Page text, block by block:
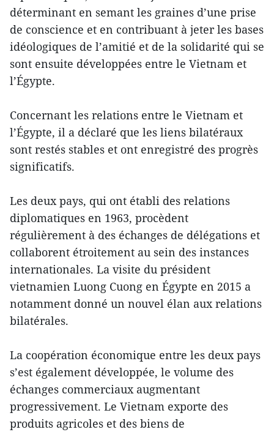
déterminant en semant les graines d’une prise
de conscience et en contribuant à jeter les bases
idéologiques de l’amitié et de la solidarité qui se
sont ensuite développées entre le Vietnam et
l’Égypte.
Concernant les relations entre le Vietnam et
l’Égypte, il a déclaré que les liens bilatéraux
sont restés stables et ont enregistré des progrès
significatifs.
Les deux pays, qui ont établi des relations
diplomatiques en 1963, procèdent
régulièrement à des échanges de délégations et
collaborent étroitement au sein des instances
internationales. La visite du président
vietnamien Luong Cuong en Égypte en 2015 a
notamment donné un nouvel élan aux relations
bilatérales.
La coopération économique entre les deux pays
s’est également développée, le volume des
échanges commerciaux augmentant
progressivement. Le Vietnam exporte des
produits agricoles et des biens de